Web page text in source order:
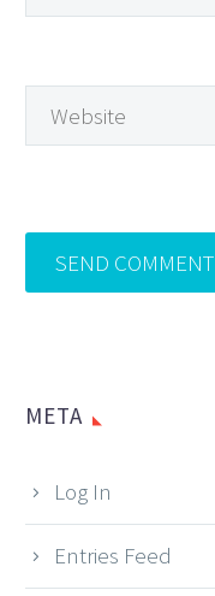
SEND COMMENT
META
Log In
Entries Feed